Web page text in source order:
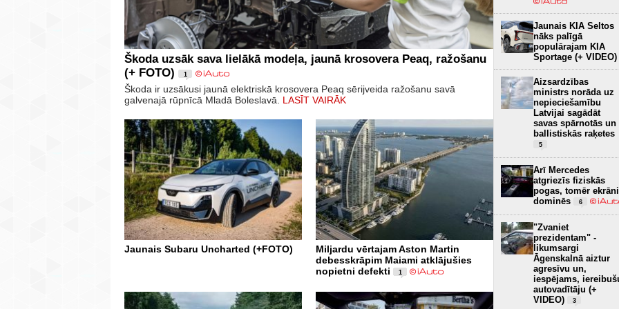
Škoda uzsāk sava lielākā modeļa, jaunā krosovera Peaq, ražošanu
(+ FOTO)
1
Škoda ir uzsākusi jaunā elektriskā krosovera Peaq sērijveida ražošanu savā
galvenajā rūpnīcā Mladā Boleslavā. LASĪT VAIRĀK
Jaunais Subaru Uncharted (+FOTO)
Miljardu vērtajam Aston Martin
debesskrāpim Maiami atklājušies
nopietni defekti
1
Jaunais KIA Seltos
nāks palīgā
populārajam KIA
Sportage (+ VIDEO)
Aizsardzības
ministrs norāda uz
nepieciešamību
Latvijai sagādāt
savas spārnotās un
ballistiskās raķetes
5
Arī Mercedes
atgriezīs fiziskās
pogas, tomēr ekrāni
dominēs
6
"Zvaniet
prezidentam" -
likumsargi
Āgenskalnā aiztur
agresīvu un,
iespējams,
autovadītāju (+
VIDEO)
3